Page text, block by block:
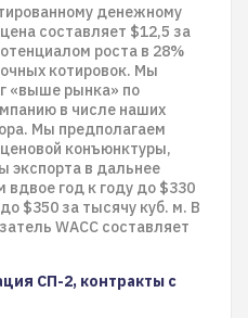
денежному
составляет $12,5 за
роста в 28%
котировок. Мы
«выше рынка» по
в числе наших
Мы предполагаем
конъюнктуры,
экспорта в дальнее
вдвое год к году до $330
$350 за тысячу куб. м. В
WACC составляет
СП-2, контракты с